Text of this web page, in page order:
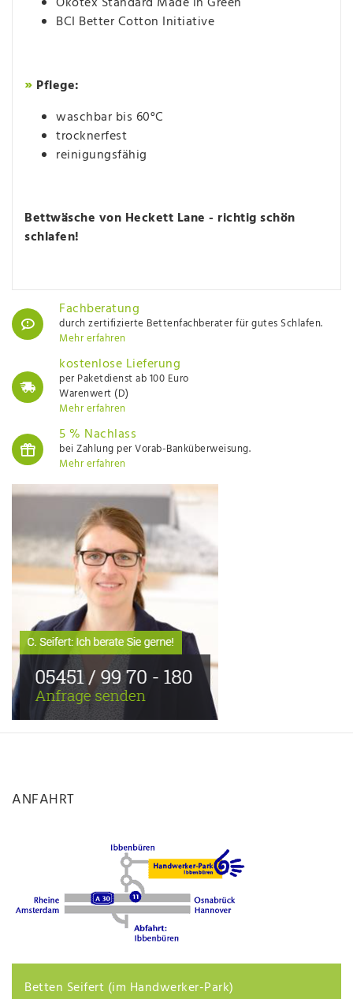
BCI Better Cotton Initiative
» Pflege:
waschbar bis 60°C
trocknerfest
reinigungsfähig
Bettwäsche von Heckett Lane - richtig schön
schlafen!
Fachberatung
durch zertifizierte Bettenfachberater für gutes Schlafen.
Mehr erfahren
kostenlose Lieferung
per Paketdienst ab 100 Euro
Warenwert (D)
Mehr erfahren
5 % Nachlass
bei Zahlung per Vorab-Banküberweisung.
Mehr erfahren
ANFAHRT
Betten Seifert (im Handwerker-Park)